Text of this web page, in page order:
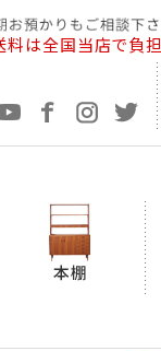
料は全国当店で負